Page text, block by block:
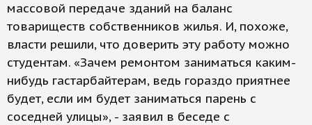
массовой передаче зданий на баланс
товариществ собственников жилья. И, похоже,
власти решили, что доверить эту работу можно
студентам. «Зачем ремонтом заниматься каким-
нибудь гастарбайтерам, ведь гораздо приятнее
будет, если им будет заниматься парень с
соседней улицы», - заявил в беседе с